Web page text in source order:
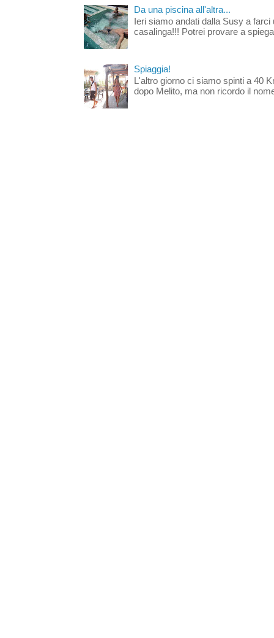
Da una piscina all'altra...
Ieri siamo andati dalla Susy a
casalinga!!! Potrei provare a
Spiaggia!
L'altro giorno ci siamo spinti a 40
dopo Melito, ma non ricordo il